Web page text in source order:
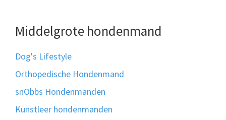
Middelgrote hondenmand
Dog's Lifestyle
Orthopedische Hondenmand
snObbs Hondenmanden
Kunstleer hondenmanden